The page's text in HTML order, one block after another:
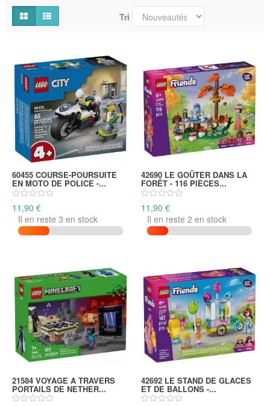
Tri
60455 COURSE-POURSUITE
EN MOTO DE POLICE -...
11,90 €
Il en reste 3 en stock
42690 LE GOÛTER DANS LA
FORÊT - 116 PIÈCES...
11,90 €
Il en reste 2 en stock
21584 VOYAGE A TRAVERS
PORTAILS DE NETHER...
42692 LE STAND DE GLACES
ET DE BALLONS -...